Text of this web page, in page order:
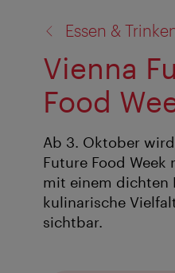
Essen &
Vienna
Food
Ab 3. Oktober
Future Food Week
mit einem dichten
kulinarische
sichtbar.